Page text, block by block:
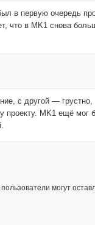
в первую очередь
что в MK1 снова
с другой — грустно,
проекту. MK1 ещё мог
могут